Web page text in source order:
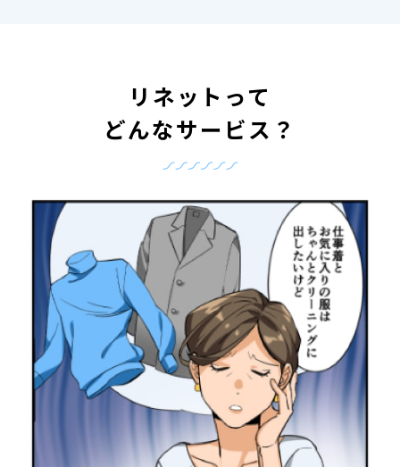
リネットって
どんなサービス？